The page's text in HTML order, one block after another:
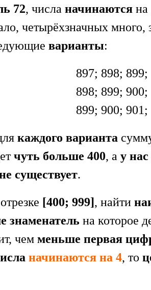
72, числа начинаются на
четырёхзначных много,
варианты:
897; 898; 899;
898; 899; 900;
899; 900; 901;
каждого варианта
чуть больше 400, а у нас
существует.
[400; 999], найти
знаменатель на которое
чем меньше первая
начинаются на 4, то